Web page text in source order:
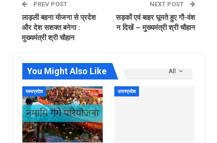
PREV POST
लाड़ली बहना योजना से प्रदेश
और देश सशक्त बनेगा :
मुख्यमंत्री श्री चौहान
NEXT POST
सड़कों एवं बाहर घूमते हुए गौ-वंश
न दिखें – मुख्यमंत्री श्री चौहान
All
You Might Also Like
मध्यप्रदेश उत्तरप्रदेश